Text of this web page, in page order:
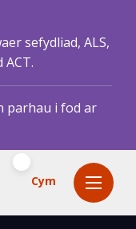
sefydliad, ALS,
parhau i fod ar
Cym